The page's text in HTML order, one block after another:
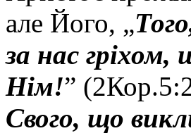
але Його, „
за нас
Нім!”
Свого, що